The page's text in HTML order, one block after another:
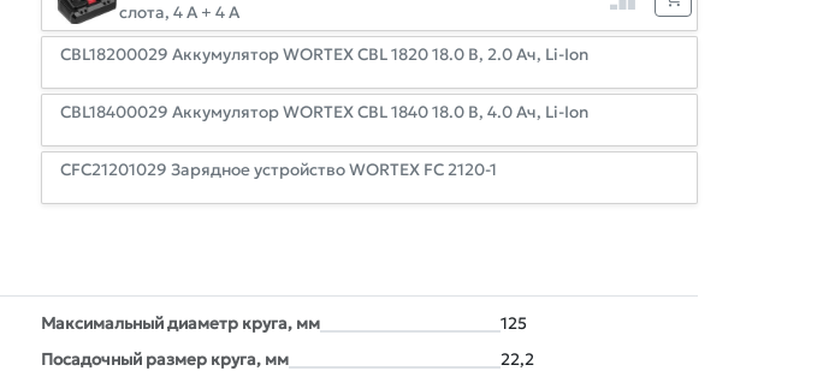
слота, 4 А + 4 А
CBL18200029 Аккумулятор WORTEX CBL 1820 18.0 В, 2.0 Ач, Li-Ion
CBL18400029 Аккумулятор WORTEX CBL 1840 18.0 В, 4.0 Ач, Li-Ion
CFC21201029 Зарядное устройство WORTEX FC 2120-1
Максимальный диаметр круга, мм
125
Посадочный размер круга, мм
22,2